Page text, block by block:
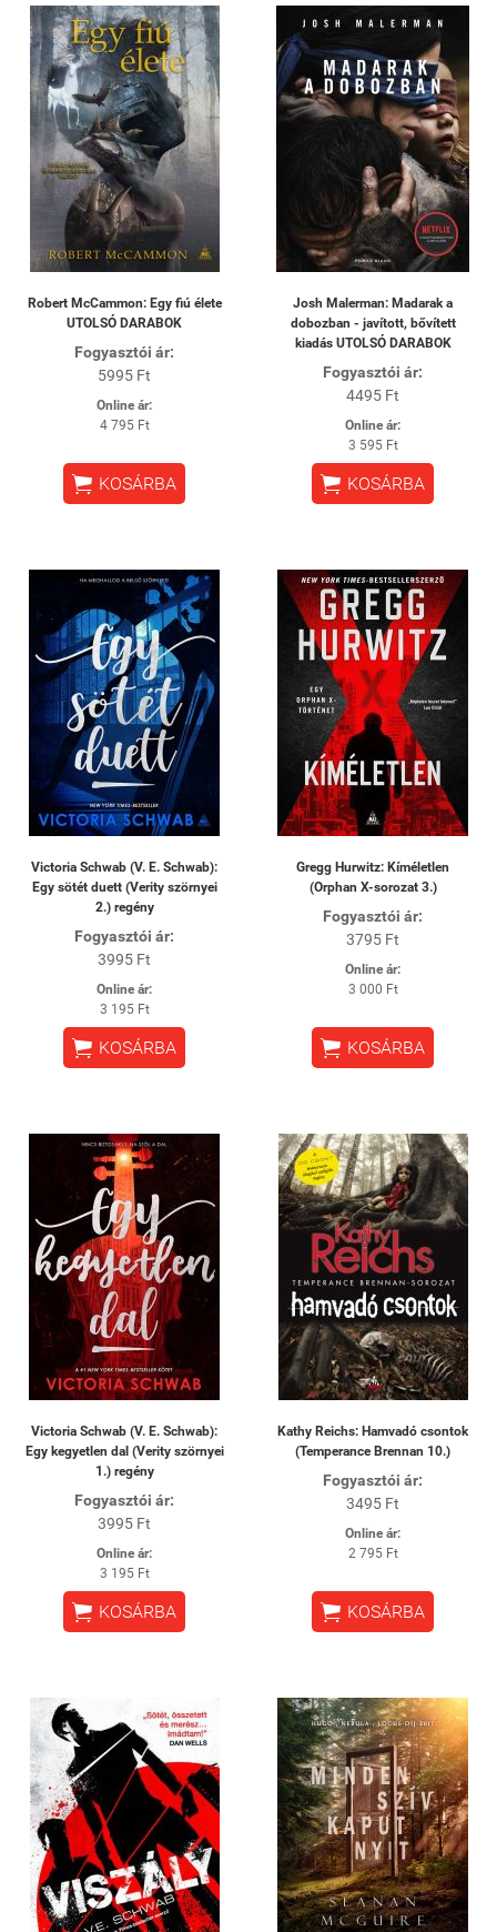
Robert McCammon: Egy fiú élete
UTOLSÓ DARABOK
Fogyasztói ár:
5995 Ft
Online ár:
4 795 Ft
 KOSÁRBA
Josh Malerman: Madarak a
dobozban - javított, bővített
kiadás UTOLSÓ DARABOK
Fogyasztói ár:
4495 Ft
Online ár:
3 595 Ft
 KOSÁRBA
Victoria Schwab (V. E. Schwab):
Egy sötét duett (Verity szörnyei
2.) regény
Fogyasztói ár:
3995 Ft
Online ár:
3 195 Ft
 KOSÁRBA
Gregg Hurwitz: Kíméletlen
(Orphan X-sorozat 3.)
Fogyasztói ár:
3795 Ft
Online ár:
3 000 Ft
 KOSÁRBA
Victoria Schwab (V. E. Schwab):
Egy kegyetlen dal (Verity szörnyei
1.) regény
Fogyasztói ár:
3995 Ft
Online ár:
3 195 Ft
 KOSÁRBA
Kathy Reichs: Hamvadó csontok
(Temperance Brennan 10.)
Fogyasztói ár:
3495 Ft
Online ár:
2 795 Ft
 KOSÁRBA